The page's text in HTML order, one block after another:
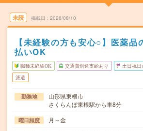
未読 掲載日 2026/08/10
【未経験の方も安心○】医薬品
払いOK
職種未経験OK 交通費別途支給あり 土日祝日
派遣
勤務地
山形県東根市
さくらんぼ東根駅から車8分
曜日頻度 月～金